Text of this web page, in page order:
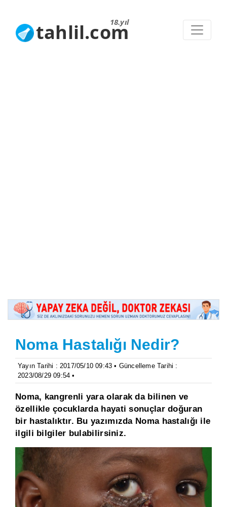
18.yıl
tahlil.com
Noma Hastalığı Nedir?
Yayın Tarihi : 2017/05/10 09:43 • Güncelleme Tarihi :
2023/08/29 09:54 •
Noma, kangrenli yara olarak da bilinen ve
özellikle çocuklarda hayati sonuçlar doğuran
bir hastalıktır. Bu yazımızda Noma hastalığı ile
ilgili bilgiler bulabilirsiniz.